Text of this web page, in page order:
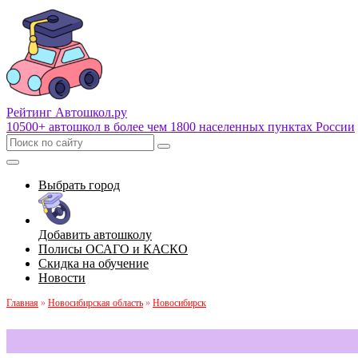
Рейтинг Автошкол.ру
10500+ автошкол в более чем 1800 населенных пунктах России
Выбрать город
Добавить автошколу
Полисы ОСАГО и КАСКО
Скидка на обучение
Новости
Главная » Новосибирская область » Новосибирск